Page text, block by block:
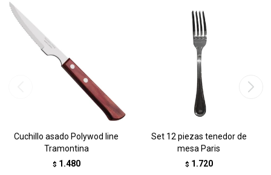
Cuchillo asado Polywod line
Tramontina
$ 1.480
Set 12 piezas tenedor de
mesa Paris
$ 1.720